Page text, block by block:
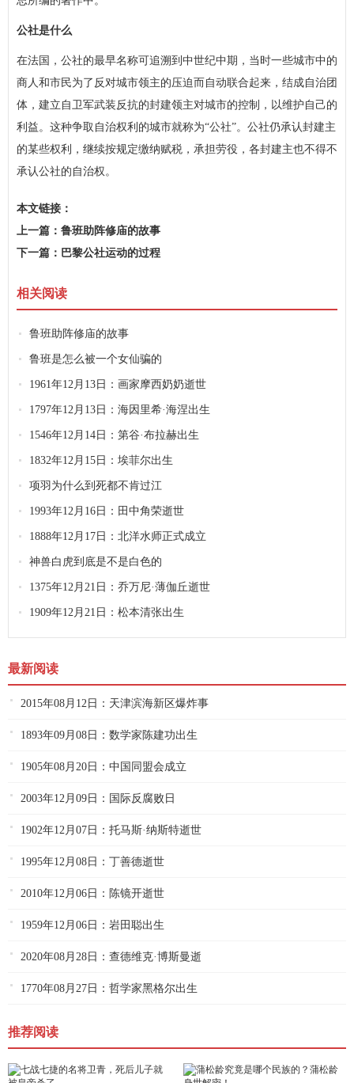
公社是什么
在法国，公社的最早名称可追溯到中世纪中期，当时一些城市中的
商人和市民为了反对城市领主的压迫而自动联合起来，结成自治团
体，建立自卫军武装反抗的封建领主对城市的控制，以维护自己的
利益。这种争取自治权利的城市就称为“公社”。公社仍承认封建主
的某些权利，继续按规定缴纳赋税，承担劳役，各封建主也不得不
承认公社的自治权。
本文链接：
http://www.wecj.cn/lszz/43abc8a448235da63a8d032cdafaf844.html
上一篇： 鲁班助阵修庙的故事
下一篇： 巴黎公社运动的过程
相关阅读
鲁班助阵修庙的故事
鲁班是怎么被一个女仙骗的
1961年12月13日：画家摩西奶奶逝世
1797年12月13日：海因里希·海涅出生
1546年12月14日：第谷·布拉赫出生
1832年12月15日：埃菲尔出生
项羽为什么到死都不肯过江
1993年12月16日：田中角荣逝世
1888年12月17日：北洋水师正式成立
神兽白虎到底是不是白色的
1375年12月21日：乔万尼·薄伽丘逝世
1909年12月21日：松本清张出生
最新阅读
2015年08月12日：天津滨海新区爆炸事
1893年09月08日：数学家陈建功出生
1905年08月20日：中国同盟会成立
2003年12月09日：国际反腐败日
1902年12月07日：托马斯·纳斯特逝世
1995年12月08日：丁善德逝世
2010年12月06日：陈镜开逝世
1959年12月06日：岩田聪出生
2020年08月28日：查德维克·博斯曼逝
1770年08月27日：哲学家黑格尔出生
推荐阅读